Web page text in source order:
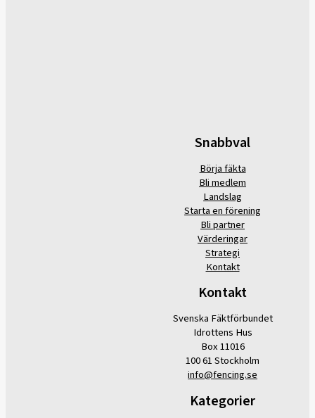
Snabbval
Börja fäkta
Bli medlem
Landslag
Starta en förening
Bli partner
Värderingar
Strategi
Kontakt
Kontakt
Svenska Fäktförbundet
Idrottens Hus
Box 11016
100 61 Stockholm
info@fencing.se
Kategorier